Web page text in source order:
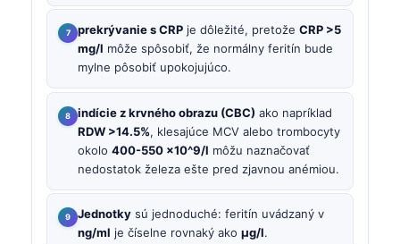
prekrývanie s CRP je dôležité, pretože CRP >5
mg/l môže spôsobiť, že normálny feritín bude
mylne pôsobiť upokojujúco.
indície z krvného obrazu (CBC) ako napríklad
RDW >14.5%, klesajúce MCV alebo trombocyty
okolo 400-550 ×10^9/l môžu naznačovať
nedostatok železa ešte pred zjavnou anémiou.
Jednotky sú jednoduché: feritín uvádzaný v
ng/ml je číselne rovnaký ako µg/l.